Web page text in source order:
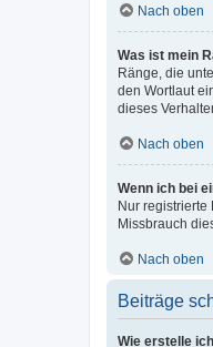
Nach oben
Was ist mein
Ränge, die
den Wortlaut
dieses
Nach oben
Wenn ich bei
Nur
Missbrauch
Nach oben
Beiträge
Wie erstelle